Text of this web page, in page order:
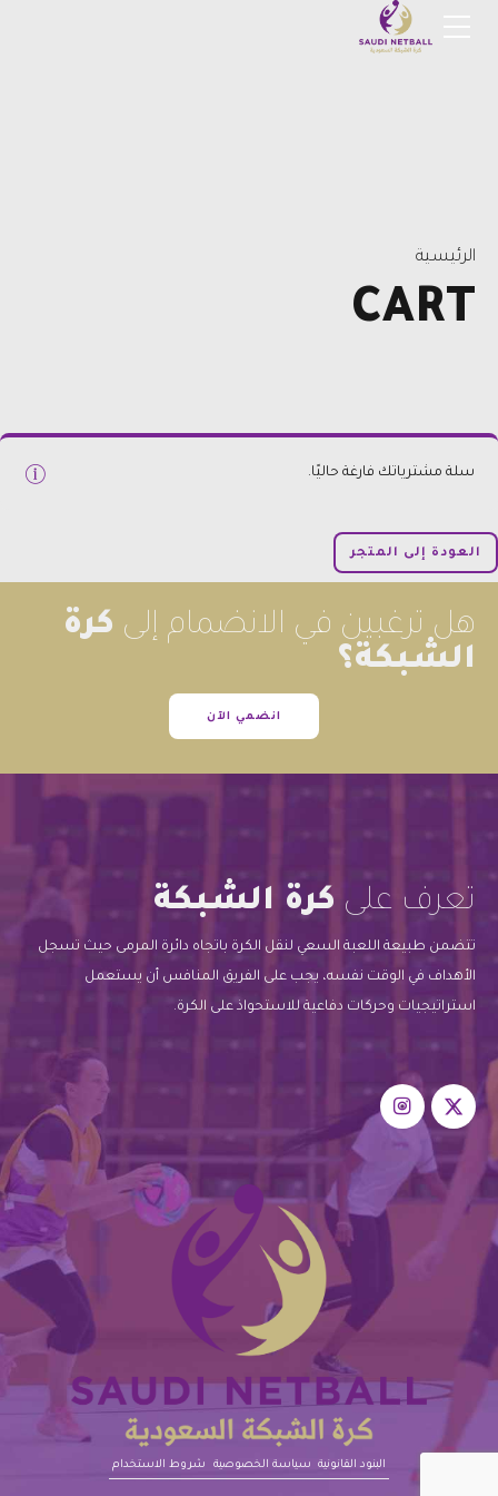
الرئيسية
CART
سلة مشترياتك فارغة حاليًا.
العودة إلى المتجر
هل ترغبين في الانضمام إلى كرة
الشبكة؟
انضمي الآن
تعرف على كرة الشبكة
تتضمن طبيعة اللعبة السعي لنقل الكرة باتجاه دائرة المرمى حيث تسجل
الأهداف في الوقت نفسه، يجب على الفريق المنافس أن يستعمل
استراتيجيات وحركات دفاعية للاستحواذ على الكرة.
البنود القانونية‎‎ سياسة الخصوصية شروط الاستخدام